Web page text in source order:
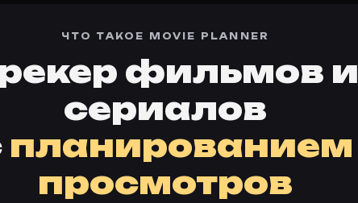
ЧТО ТАКОЕ MOVIE PLANNER
фильмов и
сериалов
планированием
просмотров